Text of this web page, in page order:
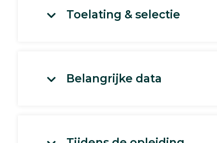
Toelating & selectie
Belangrijke data